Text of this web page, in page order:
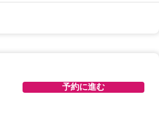
予約に進む